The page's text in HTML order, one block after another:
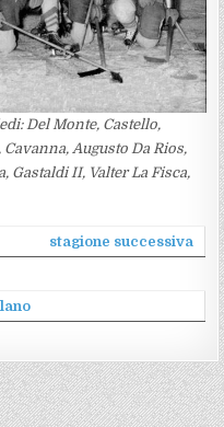
Del Monte, Castello,
Augusto Da Rios,
Gastaldi II, Valter La Fisca,
stagione successiva